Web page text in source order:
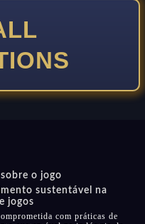
o jogo
sustentável na
jogos
com práticas de